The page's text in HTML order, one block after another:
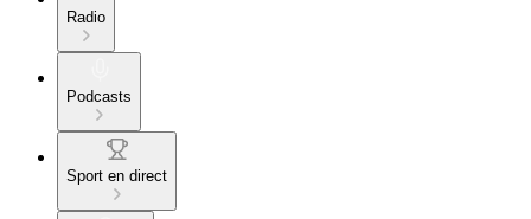
Radio
Podcasts
Sport en direct